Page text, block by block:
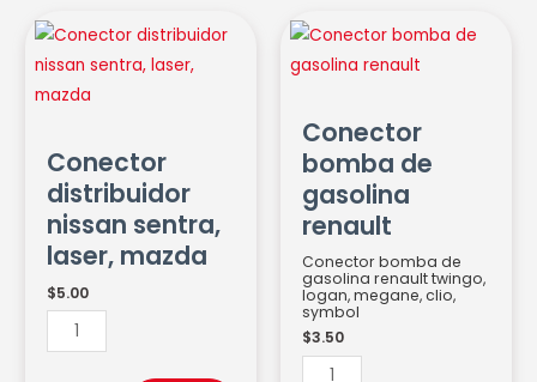
Conector
distribuidor
nissan sentra,
laser, mazda
$5.00
Conector
distribuidor
nissan
mazda
cantidad
Conector
bomba de
gasolina
renault
Conector bomba de
gasolina renault twingo,
logan, megane, clio,
symbol
$3.50
Conector
bomba
renault
cantidad